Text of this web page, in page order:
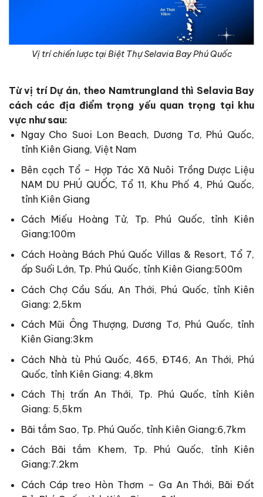
Vị trí chiến lược tại Biệt Thự Selavia Bay Phú Quốc
Từ vị trí Dự án, theo Namtrungland thì Selavia Bay
cách các địa điểm trọng yếu quan trọng tại khu
vực như sau:
Ngay Cho Suoi Lon Beach, Dương Tơ, Phú Quốc,
tỉnh Kiên Giang, Việt Nam
Bên cạch Tổ – Hợp Tác Xã Nuôi Trồng Dược Liệu
NAM DU PHÚ QUỐC, Tổ 11, Khu Phố 4, Phú Quốc,
tỉnh Kiên Giang
Cách Miếu Hoàng Tử, Tp. Phú Quốc, tỉnh Kiên
Giang:100m
Cách Hoàng Bách Phú Quốc Villas & Resort, Tổ 7,
ấp Suối Lớn, Tp. Phú Quốc, tỉnh Kiên Giang:500m
Cách Chợ Cầu Sấu, An Thới, Phú Quốc, tỉnh Kiên
Giang: 2,5km
Cách Mũi Ông Thượng, Dương Tơ, Phú Quốc, tỉnh
Kiên Giang:3km
Cách Nhà tù Phú Quốc, 465, ĐT46, An Thới, Phú
Quốc, tỉnh Kiên Giang: 4,8km
Cách Thị trấn An Thới, Tp. Phú Quốc, tỉnh Kiên
Giang: 5,5km
Bãi tắm Sao, Tp. Phú Quốc, tỉnh Kiên Giang:6,7km
Cách Bãi tắm Khem, Tp. Phú Quốc, tỉnh Kiên
Giang:7.2km
Cách Cáp treo Hòn Thơm – Ga An Thới, Bãi Đất